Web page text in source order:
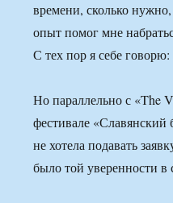
времени, сколько
опыт помог мне
С тех пор я себе
Но параллельно с «The
фестивале «Славянский
не хотела подавать
было той уверенности в